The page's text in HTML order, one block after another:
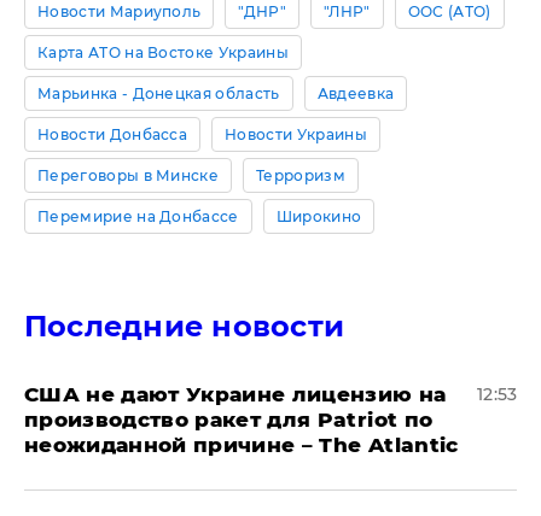
Новости Мариуполь "ДНР" "ЛНР" ООС (АТО)
Карта АТО на Востоке Украины
Марьинка - Донецкая область Авдеевка
Новости Донбасса Новости Украины
Переговоры в Минске Терроризм
Перемирие на Донбассе Широкино
Последние новости
США не дают Украине лицензию на
производство ракет для Patriot по
неожиданной причине – The Atlantic
12:53